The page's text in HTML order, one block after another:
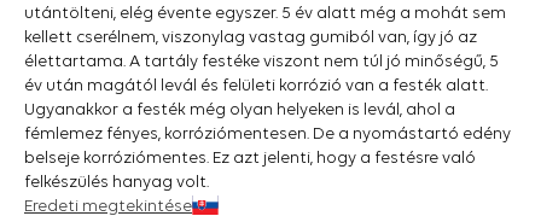
utántölteni, elég évente egyszer. 5 év alatt még a mohát sem
kellett cserélnem, viszonylag vastag gumiból van, így jó az
élettartama. A tartály festéke viszont nem túl jó minőségű, 5
év után magától levál és felületi korrózió van a festék alatt.
Ugyanakkor a festék még olyan helyeken is levál, ahol a
fémlemez fényes, korróziómentesen. De a nyomástartó edény
belseje korróziómentes. Ez azt jelenti, hogy a festésre való
felkészülés hanyag volt.
Eredeti megtekintése